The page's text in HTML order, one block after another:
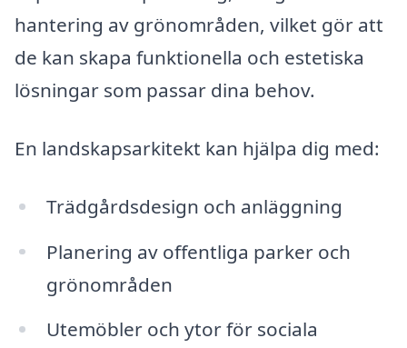
hantering av grönområden, vilket gör att
de kan skapa funktionella och estetiska
lösningar som passar dina behov.
En landskapsarkitekt kan hjälpa dig med:
Trädgårdsdesign och anläggning
Planering av offentliga parker och
grönområden
Utemöbler och ytor för sociala